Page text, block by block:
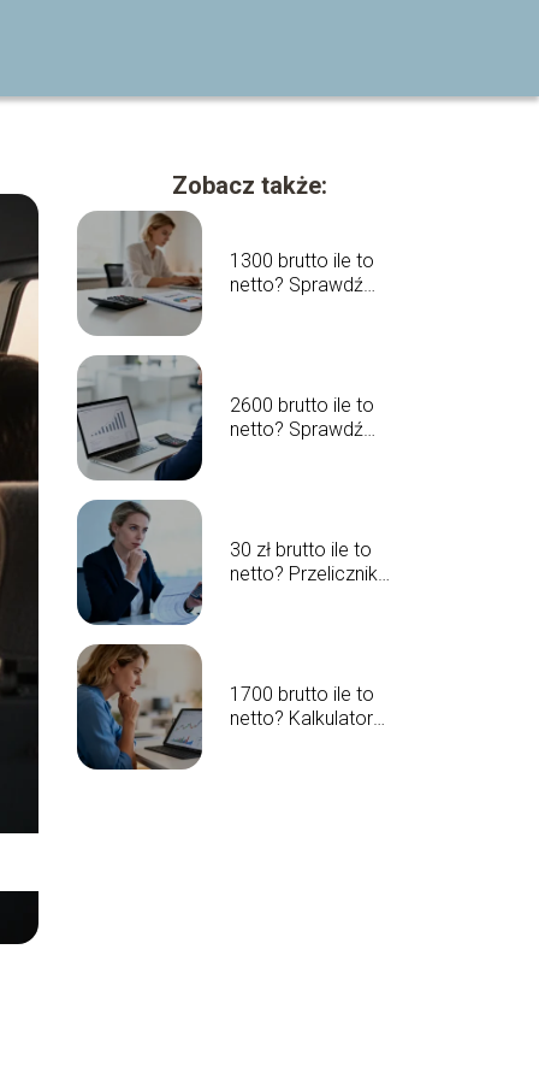
Zobacz także:
1300 brutto ile to
netto? Sprawdź
2600 brutto ile to
netto? Sprawdź
30 zł brutto ile to
netto? Przelicznik
1700 brutto ile to
netto? Kalkulator